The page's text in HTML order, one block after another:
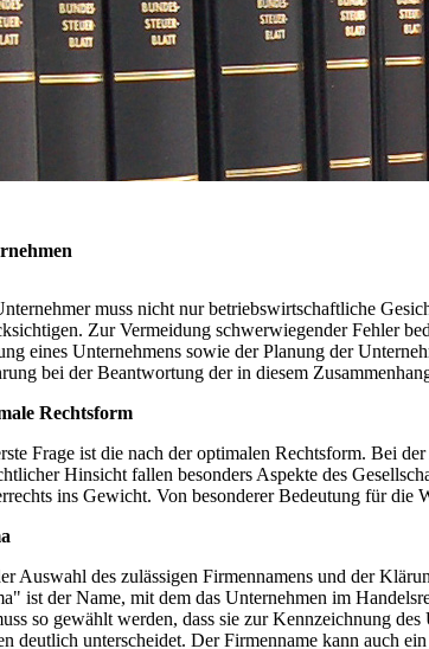
muss nicht nur betriebswirtschaftliche
Zur Vermeidung schwerwiegender Fehler
eines Unternehmens sowie der Planung der
bei der Beantwortung der in diesem
Rechtsform
Frage ist die nach der optimalen Rechtsform. Bei
Hinsicht fallen besonders Aspekte des
ins Gewicht. Von besonderer Bedeutung für die
Auswahl des zulässigen Firmennamens und der
ist der Name, mit dem das Unternehmen im
so gewählt werden, dass sie zur Kennzeichnung
deutlich unterscheidet. Der Firmenname kann auch